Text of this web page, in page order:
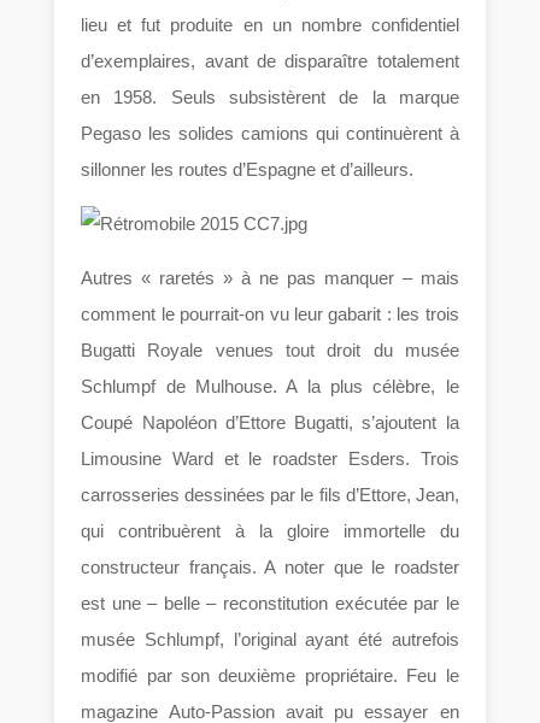
lieu et fut produite en un nombre confidentiel
d’exemplaires, avant de disparaître totalement
en 1958. Seuls subsistèrent de la marque
Pegaso les solides camions qui continuèrent à
sillonner les routes d’Espagne et d’ailleurs.
Autres « raretés » à ne pas manquer – mais
comment le pourrait-on vu leur gabarit : les trois
Bugatti Royale venues tout droit du musée
Schlumpf de Mulhouse. A la plus célèbre, le
Coupé Napoléon d’Ettore Bugatti, s’ajoutent la
Limousine Ward et le roadster Esders. Trois
carrosseries dessinées par le fils d’Ettore, Jean,
qui contribuèrent à la gloire immortelle du
constructeur français. A noter que le roadster
est une – belle – reconstitution exécutée par le
musée Schlumpf, l’original ayant été autrefois
modifié par son deuxième propriétaire. Feu le
magazine Auto-Passion avait pu essayer en